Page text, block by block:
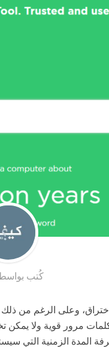
كُتب
وعلى الرغم من
مرور قوية ولا
المدة الزمنية التي